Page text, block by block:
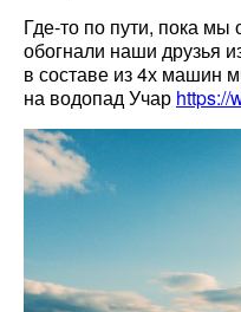
Где-то по пути, пока
обогнали наши друзья
в составе из 4х машин
на водопад Учар https://